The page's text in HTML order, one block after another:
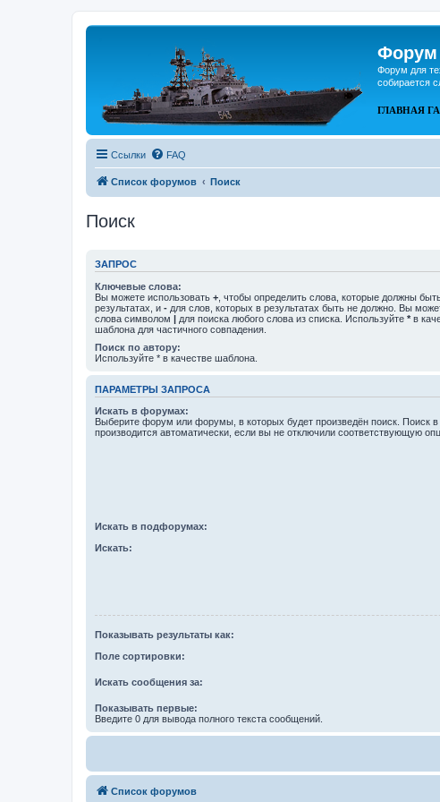
Форум
Форум для
собирается
ГЛАВНАЯ
Ссылки FAQ
Список форумов Поиск
Поиск
ЗАПРОС
Ключевые слова:
Вы можете использовать + , чтобы определить слова, которые должны
результатах, и - для слов, которых в результатах быть не должно. Вы
слова символом | для поиска любого слова из списка. Используйте * в
шаблона для частичного совпадения.
Поиск по автору:
Используйте * в качестве шаблона.
ПАРАМЕТРЫ ЗАПРОСА
Искать в форумах:
Выберите форум или форумы, в которых будет произведён поиск. Поиск
производится автоматически, если вы не отключили соответствующую
Искать в подфорумах:
Искать:
Показывать результаты как:
Поле сортировки:
Искать сообщения за:
Показывать первые:
Введите 0 для вывода полного текста сообщений.
Список форумов